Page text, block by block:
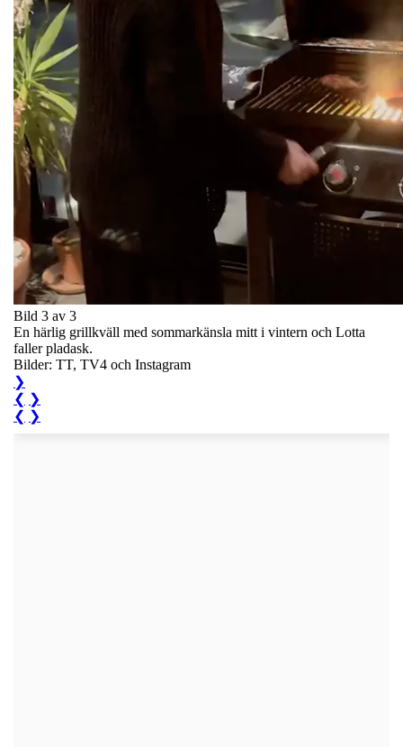
Bild 3 av 3
En härlig grillkväll med sommarkänsla mitt i vintern och Lotta
faller pladask.
Bilder: TT, TV4 och Instagram
❯
❮ ❯
❮ ❯